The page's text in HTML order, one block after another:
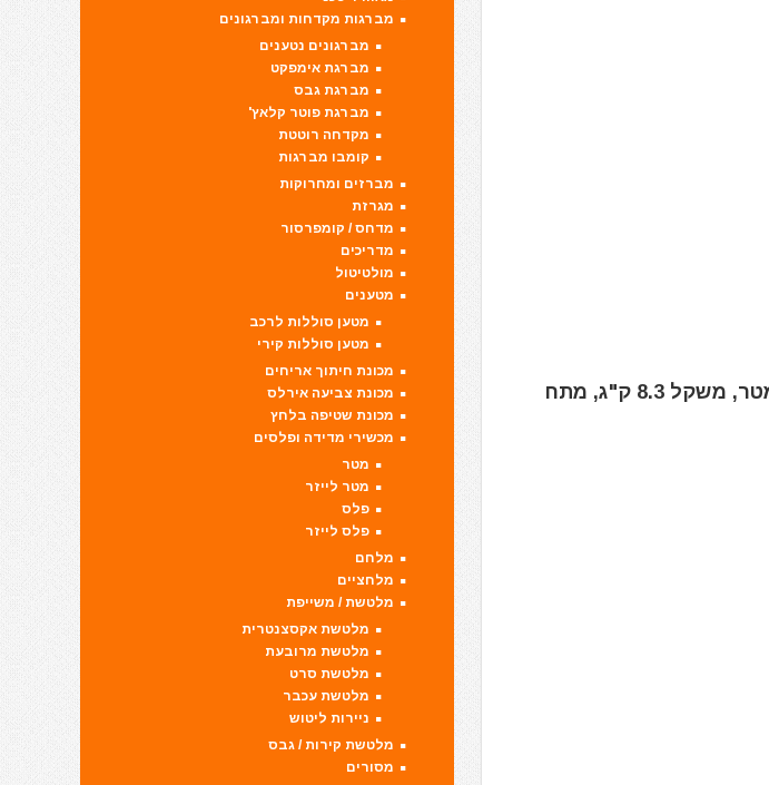
מנוע 750W, לחץ מרבי 207 בר, קצב זרימה 1.1 ליטר/דקה, צינור 7.6 מטר, משקל 8.3 ק"ג, מתח
מברגות מקדחות ומברגונים
מברגונים נטענים
מברגת אימפקט
מברגת גבס
מברגת פוטר קלאץ'
מקדחה רוטטת
קומבו מברגות
מברזים ומחרוקות
מגרזת
מדחס / קומפרסור
מדריכים
מולטיטול
מטענים
מטען סוללות לרכב
מטען סוללות קירי
מכונת חיתוך אריחים
מכונת צביעה אירלס
מכונת שטיפה בלחץ
מכשירי מדידה ופלסים
מטר
מטר לייזר
פלס
פלס לייזר
מלחם
מלחציים
מלטשת / משייפת
מלטשת אקסצנטרית
מלטשת מרובעת
מלטשת סרט
מלטשת עכבר
ניירות ליטוש
מלטשת קירות / גבס
מסורים